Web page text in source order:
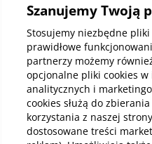
Kup
Pobierz
Szanujemy Twoją
Stosujemy niezbędne
prawidłowe
partnerzy możemy
opcjonalne pliki cookies
analitycznych i
cookies służą do
korzystania z naszej
dostosowane treści